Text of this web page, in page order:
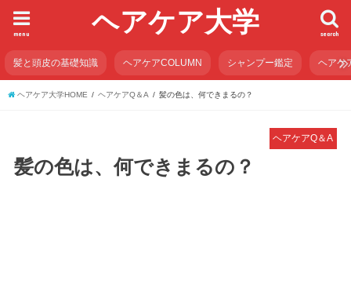
ヘアケア大学 search
menu
髪と頭皮の基礎知識 ヘアケアCOLUMN シャンプー鑑定 ヘアケ
ヘアケア大学HOME ヘアケアQ＆A 髪の色は、何できまるの？
ヘアケアQ＆A
髪の色は、何できまるの？